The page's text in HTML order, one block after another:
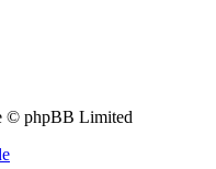
© phpBB Limited